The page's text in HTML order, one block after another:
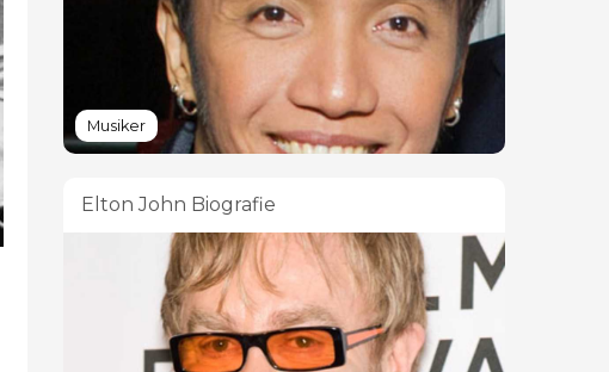
Musiker
Elton John Biografie